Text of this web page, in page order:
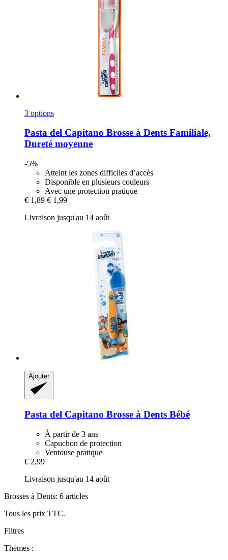
3 options
Pasta del Capitano Brosse à Dents Familiale,
Dureté moyenne
-5%
Atteint les zones difficiles d’accès
Disponible en plusieurs couleurs
Avec une protection pratique
€ 1,89 € 1,99
Livraison jusqu'au 14 août
Ajouter
Pasta del Capitano Brosse à Dents Bébé
À partir de 3 ans
Capuchon de protection
Ventouse pratique
€ 2,99
Livraison jusqu'au 14 août
Brosses à Dents: 6 articles
Tous les prix TTC.
Filtres
Thèmes :